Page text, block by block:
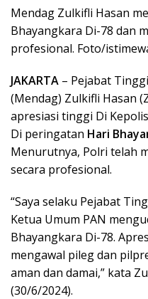
Mendag Zulkifli Hasan
Bhayangkara Di-78 dan
profesional. Foto/
JAKARTA – Pejabat
(Mendag) Zulkifli Hasan
apresiasi tinggi Di
Di peringatan Hari
Menurutnya, Polri telah
secara profesional.
“Saya selaku Pejabat
Ketua Umum PAN
Bhayangkara Di-78.
mengawal pileg dan
aman dan damai,” kata
(30/6/2024).